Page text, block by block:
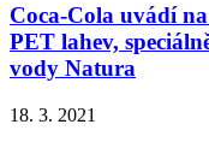
Coca-Cola uvádí
PET lahev,
vody Natura
18. 3. 2021